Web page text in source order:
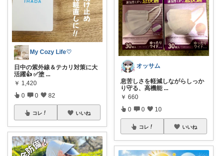
My Cozy Life♡
日中の紫外線＆テカリ対策に大
活躍👍 ✅塗 ...
￥ 1,420
0 0 82
コレ いいね
オッサム
息苦しさを軽減しながらしっか
り守る、高機能 ...
￥ 660
0 0 10
コレ いいね